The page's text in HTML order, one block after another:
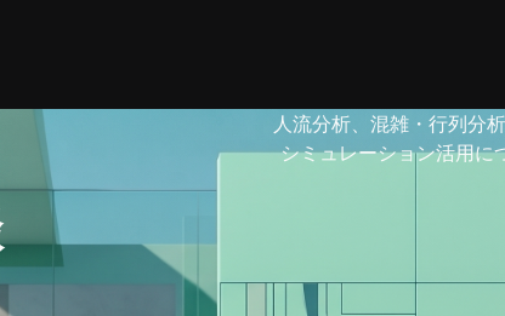
人流分析、混雑・行列分
シミュレーション活用に